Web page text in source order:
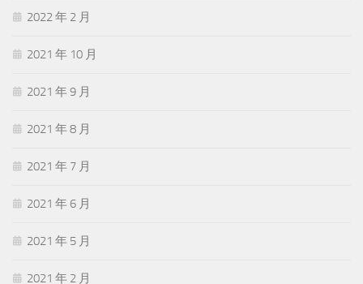
2022 年 2 月
2021 年 10 月
2021 年 9 月
2021 年 8 月
2021 年 7 月
2021 年 6 月
2021 年 5 月
2021 年 2 月